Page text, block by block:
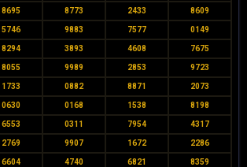
8695 8773 2433 8609
5746 9883 7577 0149
8294 3893 4608 7675
8055 9989 2853 9723
1733 0882 8871 2073
0630 0168 1538 8198
6553 0311 7954 4317
2769 9907 1672 2286
6604 4740 6821 8359